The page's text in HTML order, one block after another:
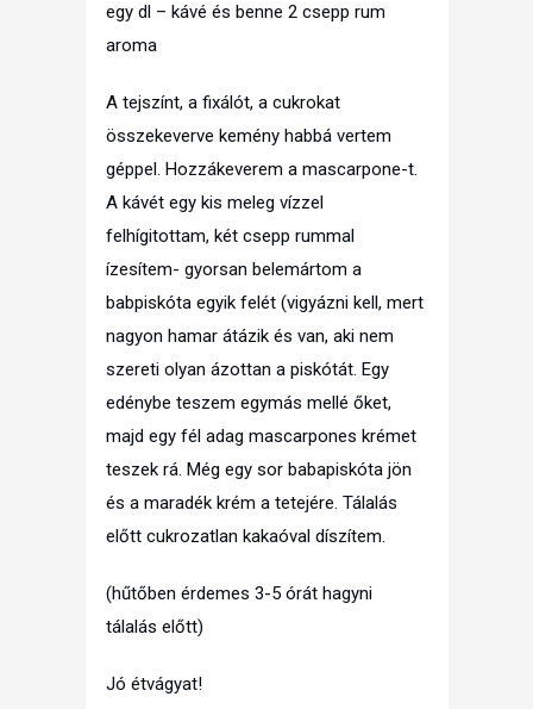
egy dl – kávé és benne 2 csepp rum
aroma
A tejszínt, a fixálót, a cukrokat
összekeverve kemény habbá vertem
géppel. Hozzákeverem a mascarpone-t.
A kávét egy kis meleg vízzel
felhígitottam, két csepp rummal
ízesítem- gyorsan belemártom a
babpiskóta egyik felét (vigyázni kell, mert
nagyon hamar átázik és van, aki nem
szereti olyan ázottan a piskótát. Egy
edénybe teszem egymás mellé őket,
majd egy fél adag mascarpones krémet
teszek rá. Még egy sor babapiskóta jön
és a maradék krém a tetejére. Tálalás
előtt cukrozatlan kakaóval díszítem.
(hűtőben érdemes 3-5 órát hagyni
tálalás előtt)
Jó étvágyat!